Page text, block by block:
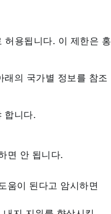
허용됩니다. 이 제한은 홍
의 국가별 정보를 참조
합니다.
면 안 됩니다.
움이 된다고 암시하면